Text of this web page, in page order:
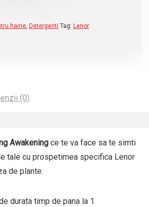
haine, Detergenti Tag: Lenor
(0)
Awakeningce te va face sa te simti
tale cu prospetimea specifica Lenor
de plante.
durata timp de pana la 1